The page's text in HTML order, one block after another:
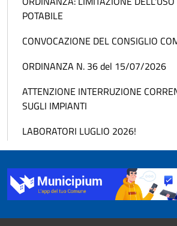
POTABILE
CONVOCAZIONE DEL CONSIGLIO
ORDINANZA N. 36 del 15/07/2026
ATTENZIONE INTERRUZIONE
SUGLI IMPIANTI
LABORATORI LUGLIO 2026!